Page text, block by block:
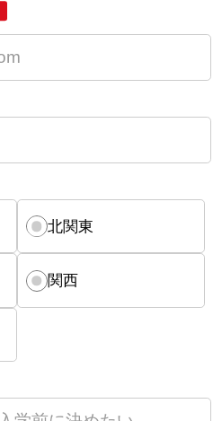
北関東
関西